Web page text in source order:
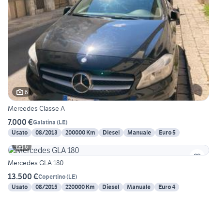
6
Mercedes Classe A
7.000 €Galatina (LE)
Usato
08/2013 200000 Km Diesel Manuale
Euro 5
6
Mercedes GLA 180
13.500 €Copertino(LE)
Usato
08/2015 220000 Km Diesel Manuale Euro 4